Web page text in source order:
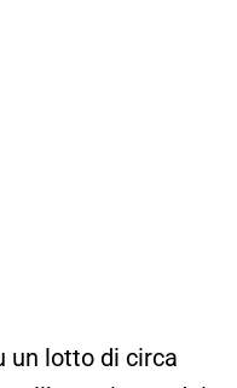
un lotto di circa